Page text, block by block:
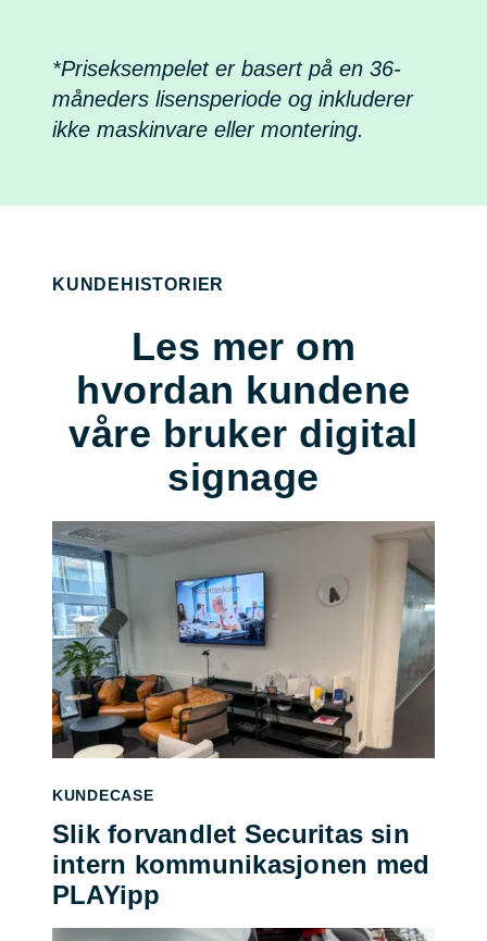
*Priseksempelet er basert på en 36-
måneders lisensperiode og inkluderer
ikke maskinvare eller montering.
KUNDEHISTORIER
Les mer om
hvordan kundene
våre bruker digital
signage
KUNDECASE
Slik forvandlet Securitas sin
intern kommunikasjonen med
PLAYipp